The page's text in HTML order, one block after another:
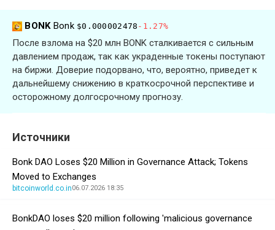
BONK Bonk $0.000002478 -1.27%
После взлома на $20 млн BONK сталкивается с сильным
давлением продаж, так как украденные токены поступают
на биржи. Доверие подорвано, что, вероятно, приведет к
дальнейшему снижению в краткосрочной перспективе и
осторожному долгосрочному прогнозу.
Источники
Bonk DAO Loses $20 Million in Governance Attack; Tokens
Moved to Exchanges
bitcoinworld.co.in06.07.2026 18:35
BonkDAO loses $20 million following 'malicious governance